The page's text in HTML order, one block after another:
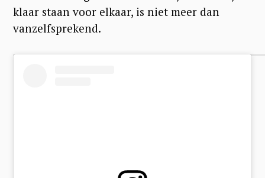
klaar staan voor elkaar, is niet meer dan
vanzelfsprekend.